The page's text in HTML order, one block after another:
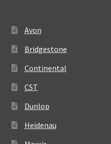
Avon
Bridgestone
Continental
CST
Dunlop
Heidenau